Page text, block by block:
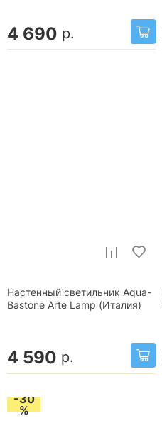
4 690 р.
Настенный светильник Aqua-
Bastone Arte Lamp (Италия)
4 590 р.
-30
%